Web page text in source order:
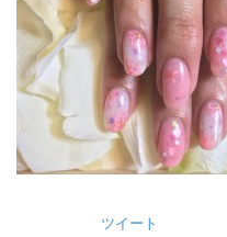
ツイート